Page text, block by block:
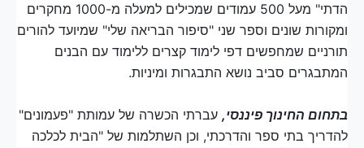
הדתי" מעל 500 עמודים שמכילים למעלה מ-1000 מחקרים
ומקורות שונים וספר שני "סיפור הבריאה שלי" שמיועד להורים
תורניים שמחפשים דפי לימוד קצרים ללימוד עם הבנים
המתבגרים סביב נושא התבגרות ומיניות.
בתחום החינוך פיננסי, עברתי הכשרה של עמותת "פעמונים"
להדריך בתי ספר והדרכתי, וכן השתלמות של "הבית לכלכה